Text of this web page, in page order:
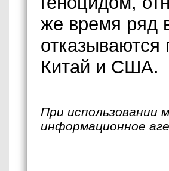
же время ряд
отказываются
Китай и США.
При использовании
информационное